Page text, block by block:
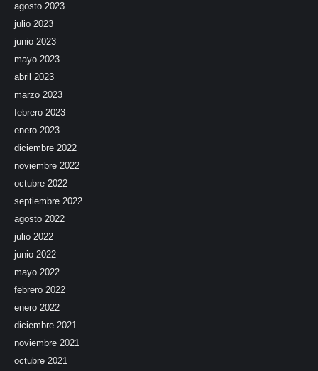
agosto 2023
julio 2023
junio 2023
mayo 2023
abril 2023
marzo 2023
febrero 2023
enero 2023
diciembre 2022
noviembre 2022
octubre 2022
septiembre 2022
agosto 2022
julio 2022
junio 2022
mayo 2022
febrero 2022
enero 2022
diciembre 2021
noviembre 2021
octubre 2021